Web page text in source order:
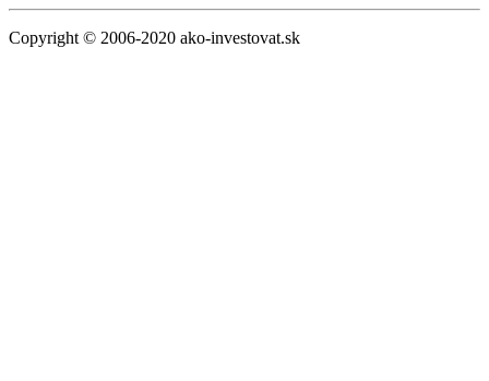
Copyright © 2006-2020 ako-investovat.sk